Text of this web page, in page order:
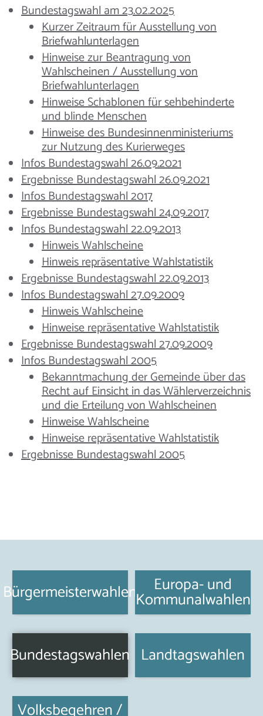
Bundestagswahl am 23.02.2025
Kurzer Zeitraum für Ausstellung von
Briefwahlunterlagen
Hinweise zur Beantragung von
Wahlscheinen / Ausstellung von
Briefwahlunterlagen
Hinweise Schablonen für sehbehinderte
und blinde Menschen
Hinweise des Bundesinnenministeriums
zur Nutzung des Kurierweges
Infos Bundestagswahl 26.09.2021
Ergebnisse Bundestagswahl 26.09.2021
Infos Bundestagswahl 2017
Ergebnisse Bundestagswahl 24.09.2017
Infos Bundestagswahl 22.09.2013
Hinweis Wahlscheine
Hinweis repräsentative Wahlstatistik
Ergebnisse Bundestagswahl 22.09.2013
Infos Bundestagswahl 27.09.2009
Hinweis Wahlscheine
Hinweise repräsentative Wahlstatistik
Ergebnisse Bundestagswahl 27.09.2009
Infos Bundestagswahl 2005
Bekanntmachung der Gemeinde über das
Recht auf Einsicht in das Wählerverzeichnis
und die Erteilung von Wahlscheinen
Hinweise Wahlscheine
Hinweise repräsentative Wahlstatistik
Ergebnisse Bundestagswahl 2005
Bürgermeisterwahlen Europa- und
Kommunalwahlen
Bundestagswahlen Landtagswahlen
Volksbegehren /